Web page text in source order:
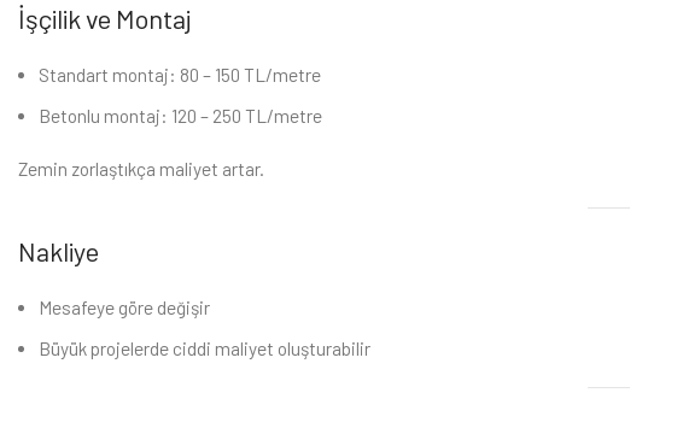
İşçilik ve Montaj
Standart montaj: 80 – 150 TL/metre
Betonlu montaj: 120 – 250 TL/metre
Zemin zorlaştıkça maliyet artar.
Nakliye
Mesafeye göre değişir
Büyük projelerde ciddi maliyet oluşturabilir